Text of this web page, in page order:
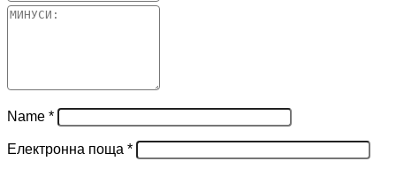
Name *
Електронна поща *